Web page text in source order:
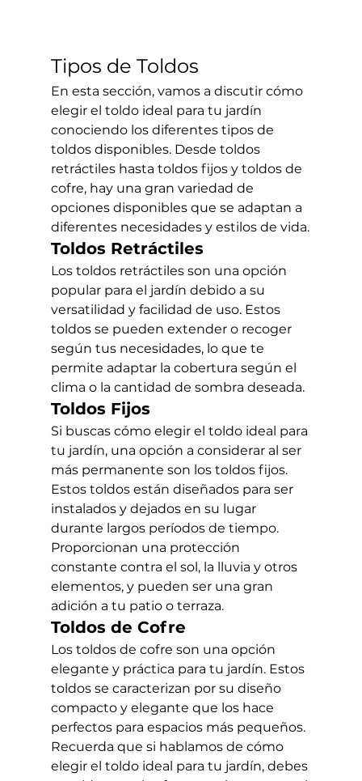
Tipos de Toldos
En esta sección, vamos a discutir cómo
elegir el toldo ideal para tu jardín
conociendo los diferentes tipos de
toldos disponibles. Desde toldos
retráctiles hasta toldos fijos y toldos de
cofre, hay una gran variedad de
opciones disponibles que se adaptan a
diferentes necesidades y estilos de vida.
Toldos Retráctiles
Los toldos retráctiles son una opción
popular para el jardín debido a su
versatilidad y facilidad de uso. Estos
toldos se pueden extender o recoger
según tus necesidades, lo que te
permite adaptar la cobertura según el
clima o la cantidad de sombra deseada.
Toldos Fijos
Si buscas cómo elegir el toldo ideal para
tu jardín, una opción a considerar al ser
más permanente son los toldos fijos.
Estos toldos están diseñados para ser
instalados y dejados en su lugar
durante largos períodos de tiempo.
Proporcionan una protección
constante contra el sol, la lluvia y otros
elementos, y pueden ser una gran
adición a tu patio o terraza.
Toldos de Cofre
Los toldos de cofre son una opción
elegante y práctica para tu jardín. Estos
toldos se caracterizan por su diseño
compacto y elegante que los hace
perfectos para espacios más pequeños.
Recuerda que si hablamos de cómo
elegir el toldo ideal para tu jardín, debes